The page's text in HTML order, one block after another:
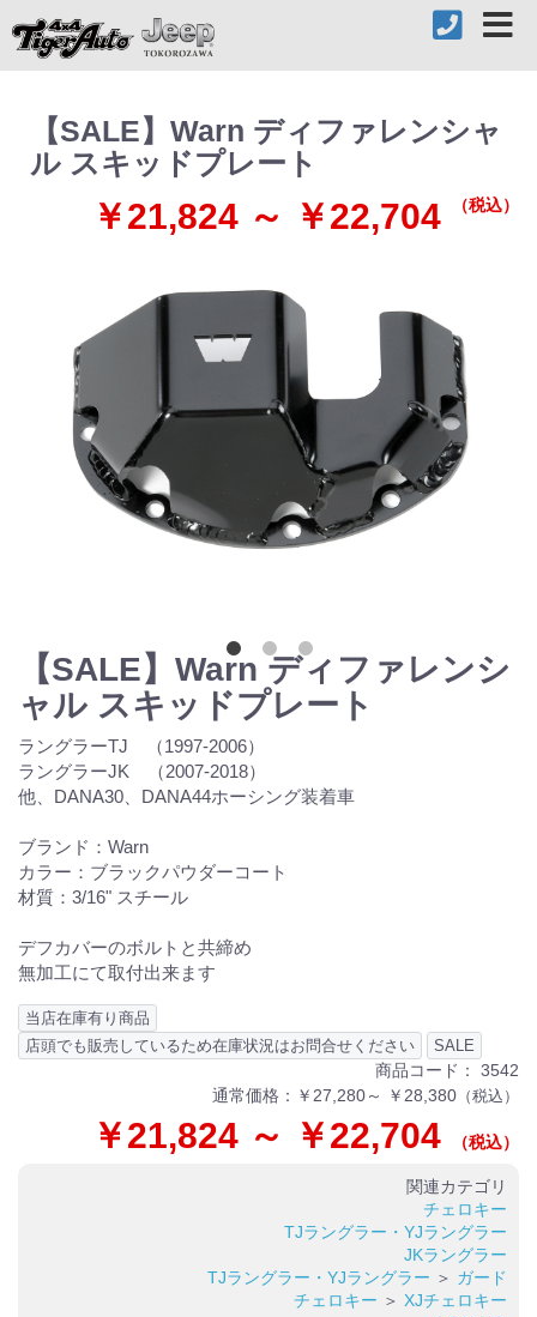
【SALE】Warn ディファレンシャ
ル スキッドプレート
￥21,824 ～ ￥22,704 （税込）
【SALE】Warn ディファレンシ
ャル スキッドプレート
ラングラーTJ （1997-2006）
ラングラーJK （2007-2018）
他、DANA30、DANA44ホーシング装着車
ブランド：Warn
カラー：ブラックパウダーコート
材質：3/16" スチール
デフカバーのボルトと共締め
無加工にて取付出来ます
当店在庫有り商品
店頭でも販売しているため在庫状況はお問合せください
SALE
商品コード： 3542
通常価格： ￥27,280～ ￥28,380 （税込）
￥21,824 ～ ￥22,704 （税込）
関連カテゴリ
チェロキー
TJラングラー・YJラングラー
JKラングラー
TJラングラー・YJラングラー ＞ ガード
チェロキー ＞ XJチェロキー